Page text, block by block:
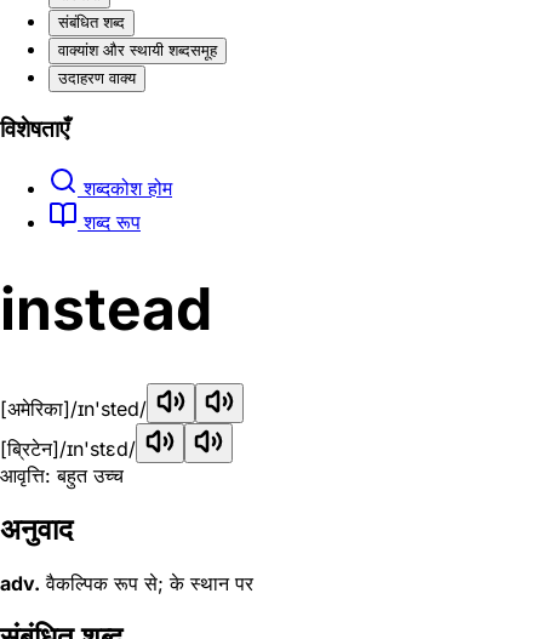
संबंधित शब्द
वाक्यांश और स्थायी शब्दसमूह
उदाहरण वाक्य
विशेषताएँ
शब्दकोश होम
शब्द रूप
instead
[अमेरिका]/ɪn'sted/
[ब्रिटेन]/ɪn'stɛd/
आवृत्ति: बहुत उच्च
अनुवाद
adv. वैकल्पिक रूप से; के स्थान पर